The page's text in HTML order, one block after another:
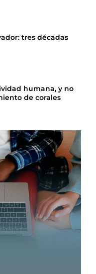
tres décadas
humana, y no
de corales